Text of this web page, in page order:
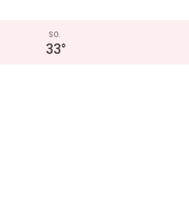
SO.
33°